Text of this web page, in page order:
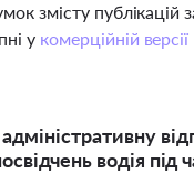
змісту
у комерційній
водія під